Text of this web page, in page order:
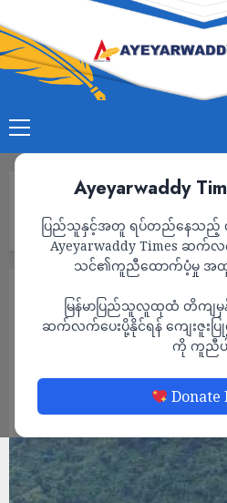
Ayeyarwaddy
ပြည်သူနှင့်အတူ ရပ်တည်နေသည့်
Ayeyarwaddy Times ဆ
သင်၏ကူညီထောက်ပံ့မှု အထူ
မြန်မာပြည်သူလူထုထံ တိကျမှ
ဆက်လက်ပေးပို့နိုင်ရန် ကျေးဇူးပြု
ကို ကူညီပ
Donate
အရွယ် မိန်းကလေးငယ်ကို အဓမ္မပြုကျ
မတူပီမြို့တွင် ဗိုလ်မှူးအင
ပြည့်သေးသူ ၁၇ နှစ်အရွ
အဓမ္မပြုကျင့်
ADMIN JULY 3, 2022